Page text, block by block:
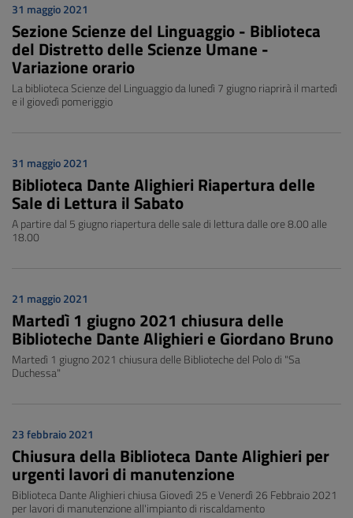
31 maggio 2021
Sezione Scienze del Linguaggio - Biblioteca
del Distretto delle Scienze Umane -
Variazione orario
La biblioteca Scienze del Linguaggio da lunedì 7 giugno riaprirà il martedì
e il giovedì pomeriggio
31 maggio 2021
Biblioteca Dante Alighieri Riapertura delle
Sale di Lettura il Sabato
A partire dal 5 giugno riapertura delle sale di lettura dalle ore 8.00 alle
18.00
21 maggio 2021
Martedì 1 giugno 2021 chiusura delle
Biblioteche Dante Alighieri e Giordano Bruno
Martedì 1 giugno 2021 chiusura delle Biblioteche del Polo di "Sa
Duchessa"
23 febbraio 2021
Chiusura della Biblioteca Dante Alighieri per
urgenti lavori di manutenzione
Biblioteca Dante Alighieri chiusa Giovedì 25 e Venerdì 26 Febbraio 2021
per lavori di manutenzione all'impianto di riscaldamento